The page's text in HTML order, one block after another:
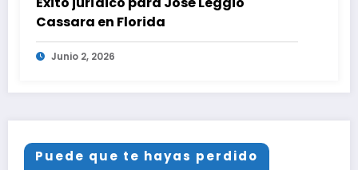
Cassara en Florida
Junio 2, 2026
Puede que te hayas perdido